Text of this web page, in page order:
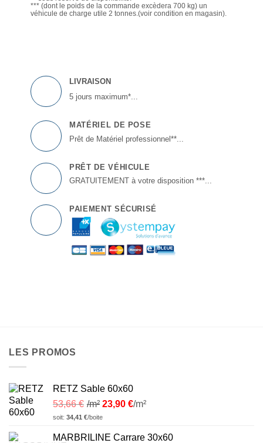
*** (dont le poids de la commande excèdera 700 kg) un
véhicule de charge utile 2 tonnes.(voir condition en magasin).
LIVRAISON
5 jours maximum*...
MATÉRIEL DE POSE
Prêt de Matériel professionnel**...
PRÊT DE VÉHICULE
GRATUITEMENT à votre disposition ***...
PAIEMENT SÉCURISÉ
LES PROMOS
RETZ Sable 60x60
53,66€ /m² 23,90 €/m²
soit: 34,41 €/boite
MARBRILINE Carrare 30x60